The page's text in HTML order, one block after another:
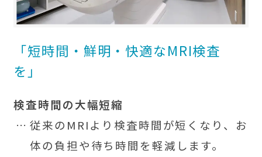
「短時間・鮮明・快適なMRI検査
を」
検査時間の大幅短縮
従来のMRIより検査時間が短くなり、お
体の負担や待ち時間を軽減します。